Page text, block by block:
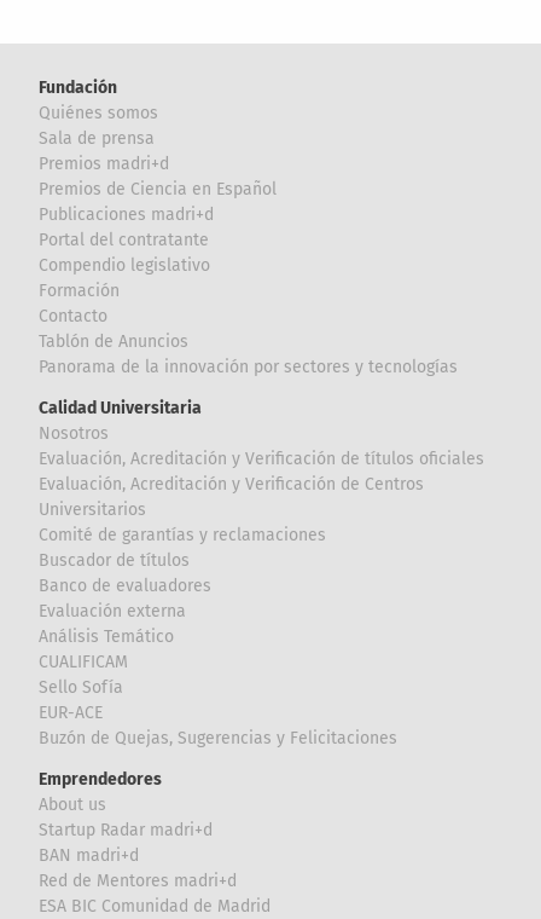
Fundación
Quiénes somos
Sala de prensa
Premios madri+d
Premios de Ciencia en Español
Publicaciones madri+d
Portal del contratante
Compendio legislativo
Formación
Contacto
Tablón de Anuncios
Panorama de la innovación por sectores y tecnologías
Calidad Universitaria
Nosotros
Evaluación, Acreditación y Verificación de títulos oficiales
Evaluación, Acreditación y Verificación de Centros
Universitarios
Comité de garantías y reclamaciones
Buscador de títulos
Banco de evaluadores
Evaluación externa
Análisis Temático
CUALIFICAM
Sello Sofía
EUR-ACE
Buzón de Quejas, Sugerencias y Felicitaciones
Emprendedores
About us
Startup Radar madri+d
BAN madri+d
Red de Mentores madri+d
ESA BIC Comunidad de Madrid